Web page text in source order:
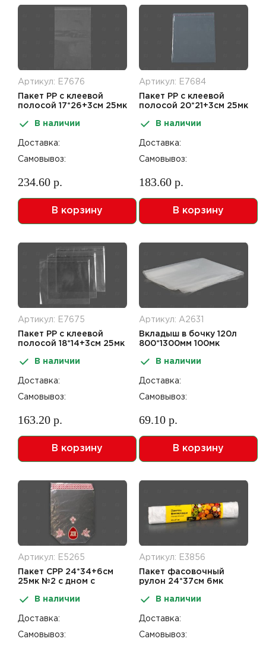
Артикул: Е7676
Пакет РР с клеевой
полосой 17*26+3см 25мк
В наличии
Доставка:
Самовывоз:
234.60 р.
В корзину
Артикул: Е7684
Пакет РР с клеевой
полосой 20*21+3см 25мк
В наличии
Доставка:
Самовывоз:
183.60 р.
В корзину
Артикул: Е7675
Пакет РР с клеевой
полосой 18*14+3см 25мк
В наличии
Доставка:
Самовывоз:
163.20 р.
В корзину
Артикул: А2631
Вкладыш в бочку 120л
800*1300мм 100мк
В наличии
Доставка:
Самовывоз:
69.10 р.
В корзину
Артикул: Е5265
Пакет СРР 24*34+6см
25мк №2 с дном с
В наличии
Доставка:
Самовывоз:
Артикул: Е3856
Пакет фасовочный
рулон 24*37см 6мк
В наличии
Доставка:
Самовывоз: